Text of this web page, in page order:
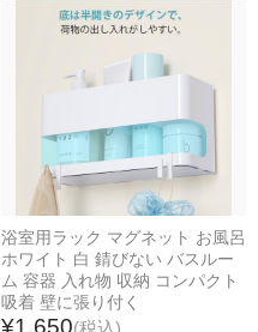
浴室用ラック マグネット お風呂
ホワイト 白 錆びない バスルー
ム 容器 入れ物 収納 コンパクト
吸着 壁に張り付く
¥1,650(税込)